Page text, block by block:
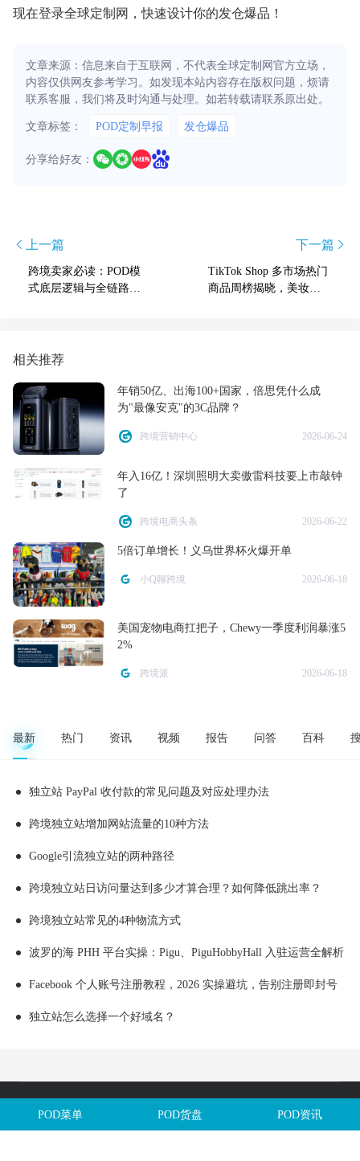
现在登录全球定制网，快速设计你的发仓爆品！
文章来源：信息来自于互联网，不代表全球定制网官方立场，
内容仅供网友参考学习。如发现本站内容存在版权问题，烦请
联系客服，我们将及时沟通与处理。如若转载请联系原出处。
文章标签： POD定制早报 发仓爆品
分享给好友：
上一篇
跨境卖家必读：POD模
式底层逻辑与全链路实
下一篇
TikTok Shop 多市场热门
商品周榜揭晓，美妆和3
相关推荐
年销50亿、出海100+国家，倍思凭什么成
为"最像安克"的3C品牌？
跨境营销中心 2026-06-24
年入16亿！深圳照明大卖傲雷科技要上市敲钟
了
跨境电商头条 2026-06-22
5倍订单增长！义乌世界杯火爆开单
小Q聊跨境 2026-06-18
美国宠物电商扛把子，Chewy一季度利润暴涨5
2%
跨境派 2026-06-18
最新 热门 资讯 视频 报告 问答 百科
独立站 PayPal 收付款的常见问题及对应处理办法
跨境独立站增加网站流量的10种方法
Google引流独立站的两种路径
跨境独立站日访问量达到多少才算合理？如何降低跳出率？
跨境独立站常见的4种物流方式
波罗的海 PHH 平台实操：Pigu、PiguHobbyHall 入驻运营全解析
Facebook 个人账号注册教程，2026 实操避坑，告别注册即封号
独立站怎么选择一个好域名？
Copyright @全球定制网All Rights Reserved. 闽ICP备2025106563号
POD菜单 POD货盘 POD资讯